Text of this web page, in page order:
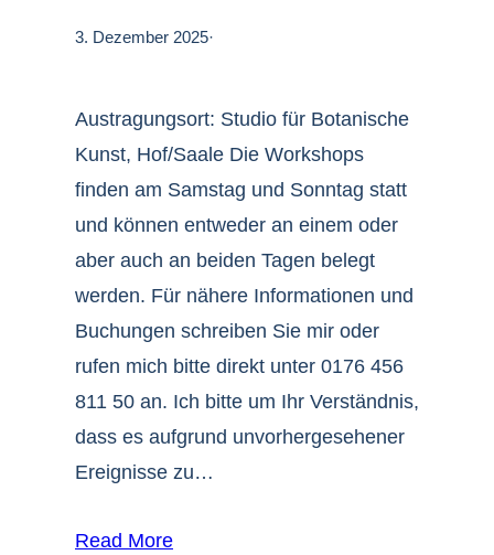
3. Dezember 2025·
Austragungsort: Studio für Botanische
Kunst, Hof/Saale Die Workshops
finden am Samstag und Sonntag statt
und können entweder an einem oder
aber auch an beiden Tagen belegt
werden. Für nähere Informationen und
Buchungen schreiben Sie mir oder
rufen mich bitte direkt unter 0176 456
811 50 an. Ich bitte um Ihr Verständnis,
dass es aufgrund unvorhergesehener
Ereignisse zu…
Read More